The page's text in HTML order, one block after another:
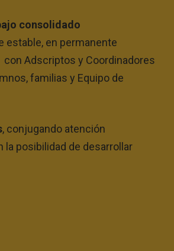
consolidado
estable, en permanente
Adscriptos y Coordinadores
familias y Equipo de
, conjugando atención
la posibilidad de desarrollar